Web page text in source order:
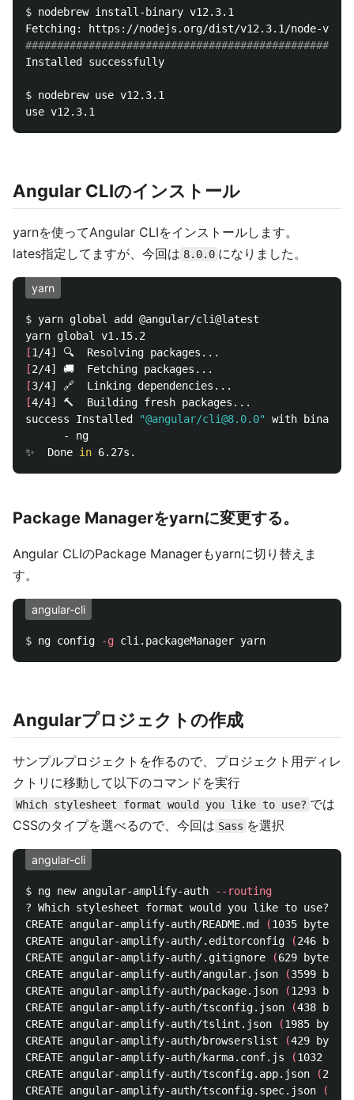
$ nodebrew install-binary v12.3.1
Installed successfully
$ nodebrew use v12.3.1
Angular CLIのインストール
yarnを使ってAngular CLIをインストールします。
lates指定してますが、今回は 8.0.0 になりました。
yarn
$ yarn global add @angular/cli@latest
[
[
[
[4/4] 🔨  Building fresh packages...
success Installed
"@angular/cli@8.0.0"
with
      - ng
✨  Done in
Package Managerをyarnに変更する。
Angular CLIのPackage Managerもyarnに切り替えま
す。
angular-cli
$ ng config -g
Angularプロジェクトの作成
サンプルプロジェクトを作るので、プロジェクト用ディレ
クトリに移動して以下のコマンドを実行
Which stylesheet format would you like to use? では
CSSのタイプを選べるので、今回は Sass を選択
angular-cli
$ ng new angular-amplify-auth
--routing
? Which stylesheet format would you like to use?
CREATE angular-amplify-auth/README.md
(1035 bytes
CREATE angular-amplify-auth/.editorconfig
(246 bytes
CREATE angular-amplify-auth/.gitignore
(629 bytes
CREATE angular-amplify-auth/angular.json
(3599 bytes
CREATE angular-amplify-auth/package.json
(1293 bytes
CREATE angular-amplify-auth/tsconfig.json
(438 bytes
CREATE angular-amplify-auth/tslint.json
(1985 bytes
CREATE angular-amplify-auth/browserslist
(429 bytes
CREATE angular-amplify-auth/karma.conf.js
(1032
CREATE angular-amplify-auth/tsconfig.app.json
(210
CREATE angular-amplify-auth/tsconfig.spec.json
(